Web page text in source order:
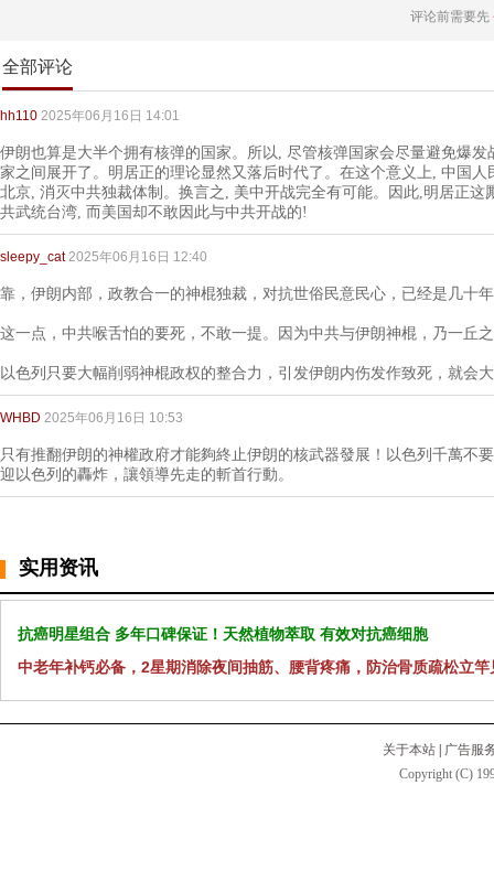
评论前需要先
全部评论
hh110 2025年06月16日 14:01
伊朗也算是大半个拥有核弹的国家。所以, 尽管核弹国家会尽量避免爆
家之间展开了。明居正的理论显然又落后时代了。在这个意义上, 中国
北京, 消灭中共独裁体制。换言之, 美中开战完全有可能。因此,明居正这
共武统台湾, 而美国却不敢因此与中共开战的!
sleepy_cat 2025年06月16日 12:40
靠，伊朗内部，政教合一的神棍独裁，对抗世俗民意民心，已经是几十
这一点，中共喉舌怕的要死，不敢一提。因为中共与伊朗神棍，乃一丘
以色列只要大幅削弱神棍政权的整合力，引发伊朗内伤发作致死，就会
WHBD 2025年06月16日 10:53
只有推翻伊朗的神權政府才能夠終止伊朗的核武器發展！以色列千萬不
迎以色列的轟炸，讓領導先走的斬首行動。
实用资讯
抗癌明星组合 多年口碑保证！天然植物萃取 有效对抗癌细胞
中老年补钙必备，2星期消除夜间抽筋、腰背疼痛，防治骨质疏松立竿
关于本站
广告服
Copyright (C)